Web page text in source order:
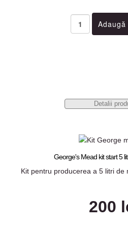
Detalii
George's Mead kit start 5
Kit pentru producerea a 5 litri de
200